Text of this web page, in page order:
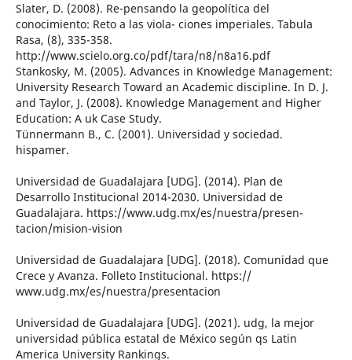
Slater, D. (2008). Re-pensando la geopolítica del
conocimiento: Reto a las viola- ciones imperiales. Tabula
Rasa, (8), 335-358.
http://www.scielo.org.co/pdf/tara/n8/n8a16.pdf
Stankosky, M. (2005). Advances in Knowledge Management:
University Research Toward an Academic discipline. In D. J.
and Taylor, J. (2008). Knowledge Management and Higher
Education: A uk Case Study.
Tünnermann B., C. (2001). Universidad y sociedad.
hispamer.
Universidad de Guadalajara [UDG]. (2014). Plan de
Desarrollo Institucional 2014-2030. Universidad de
Guadalajara. https://www.udg.mx/es/nuestra/presen-
tacion/mision-vision
Universidad de Guadalajara [UDG]. (2018). Comunidad que
Crece y Avanza. Folleto Institucional. https://
www.udg.mx/es/nuestra/presentacion
Universidad de Guadalajara [UDG]. (2021). udg, la mejor
universidad pública estatal de México según qs Latin
America University Rankings.